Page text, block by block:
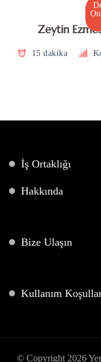
Zeytin
15 dakika
İş Ortaklığı
Hakkında
Bize Ulaşın
Kullanım
© Copyright 2026